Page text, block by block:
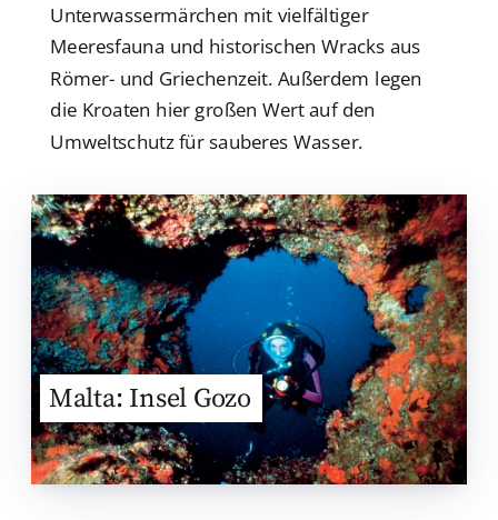
Unterwassermärchen mit vielfältiger
Meeresfauna und historischen Wracks aus
Römer- und Griechenzeit. Außerdem legen
die Kroaten hier großen Wert auf den
Umweltschutz für sauberes Wasser.
Malta: Insel Gozo